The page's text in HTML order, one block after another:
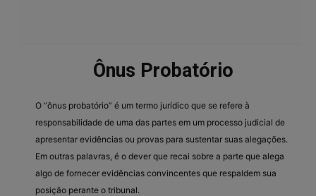
Ônus Probatório
O “ônus probatório” é um termo jurídico que se refere à
responsabilidade de uma das partes em um processo judicial de
apresentar evidências ou provas para sustentar suas alegações.
Em outras palavras, é o dever que recai sobre a parte que alega
algo de fornecer evidências convincentes que respaldem sua
posição perante o tribunal.